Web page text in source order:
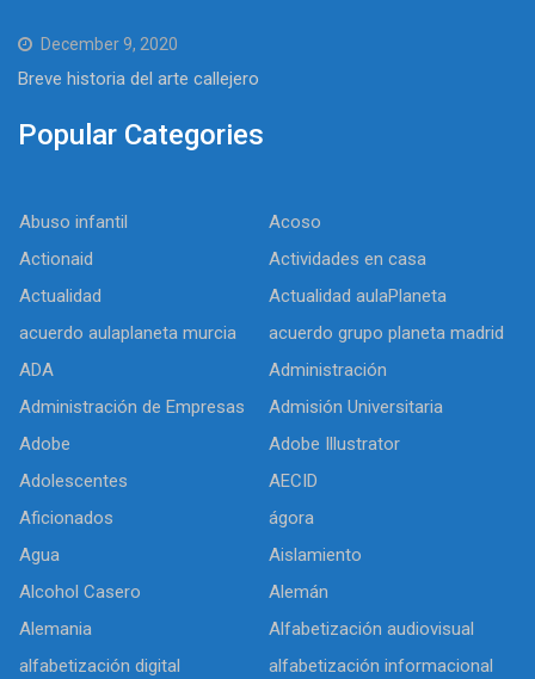
December 9, 2020
Breve historia del arte callejero
Popular Categories
Abuso infantil
Acoso
Actionaid
Actividades en casa
Actualidad
Actualidad aulaPlaneta
acuerdo aulaplaneta murcia
acuerdo grupo planeta madrid
ADA
Administración
Administración de Empresas
Admisión Universitaria
Adobe
Adobe Illustrator
Adolescentes
AECID
Aficionados
ágora
Agua
Aislamiento
Alcohol Casero
Alemán
Alemania
Alfabetización audiovisual
alfabetización digital
alfabetización informacional